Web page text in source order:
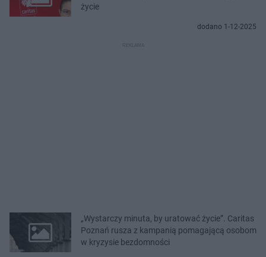
życie
dodano 1-12-2025
„Wystarczy minuta, by uratować życie”. Caritas
Poznań rusza z kampanią pomagającą osobom
w kryzysie bezdomności